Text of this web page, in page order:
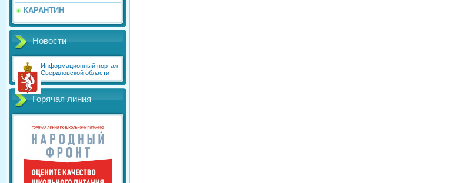
КАРАНТИН
Новости
Информационный портал
Свердловской области
Горячая линия